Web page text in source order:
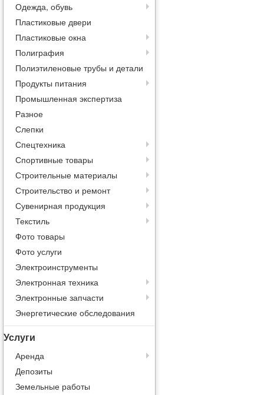
Одежда, обувь
Пластиковые двери
Пластиковые окна
Полиграфия
Полиэтиленовые трубы и детали
Продукты питания
Промышленная экспертиза
Разное
Слепки
Спецтехника
Спортивные товары
Строительные материалы
Строительство и ремонт
Сувенирная продукция
Текстиль
Фото товары
Фото услуги
Электроинструменты
Электронная техника
Электронные запчасти
Энергетические обследования
Услуги
Аренда
Депозиты
Земельные работы